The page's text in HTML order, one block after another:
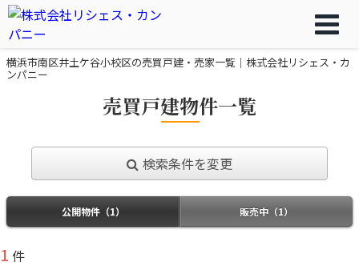
横浜市南区井土ケ谷小校区の売買戸建・売家一覧｜株式会社リシェス・カ
ンパニー
売買戸建物件一覧
検索条件を変更
公開物件（1） 販売中（1）
1 件